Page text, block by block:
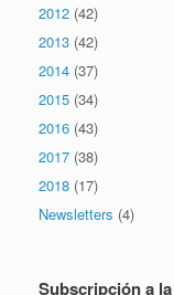
2012 (42)
2013 (42)
2014 (37)
2015 (34)
2016 (43)
2017 (38)
2018 (17)
Newsletters (4)
Subscripción a